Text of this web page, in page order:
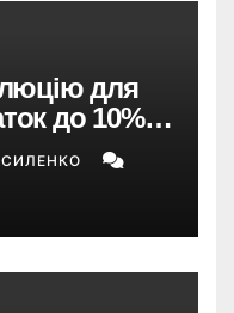
для
до 10%,
2-ї